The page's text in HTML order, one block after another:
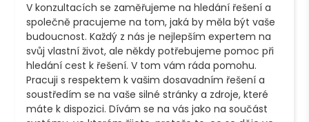
V konzultacích se zaměřujeme na hledání řešení a
společně pracujeme na tom, jaká by měla být vaše
budoucnost. Každý z nás je nejlepším expertem na
svůj vlastní život, ale někdy potřebujeme pomoc při
hledání cest k řešení. V tom vám ráda pomohu.
Pracuji s respektem k vašim dosavadním řešení a
soustředím se na vaše silné stránky a zdroje, které
máte k dispozici. Dívám se na vás jako na součást